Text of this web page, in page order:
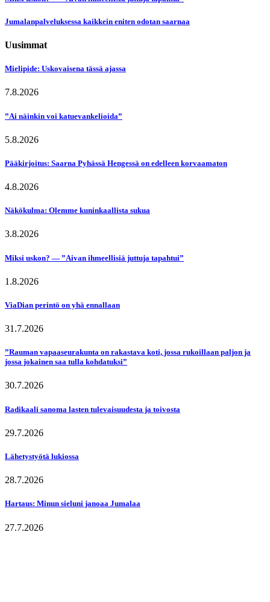
Jumalanpalveluksessa kaikkein eniten odotan saarnaa
Uusimmat
Mielipide: Uskovaisena tässä ajassa
7.8.2026
”Ai näinkin voi katuevankelioida”
5.8.2026
Pääkirjoitus: Saarna Pyhässä Hengessä on edelleen korvaamaton
4.8.2026
Näkökulma: Olemme kuninkaallista sukua
3.8.2026
Miksi uskon? — ”Aivan ihmeellisiä juttuja tapahtui”
1.8.2026
ViaDian perintö on yhä ennallaan
31.7.2026
”Rauman vapaaseurakunta on rakastava koti, jossa rukoillaan paljon ja
jossa jokainen saa tulla kohdatuksi”
30.7.2026
Radikaali sanoma lasten tulevaisuudesta ja toivosta
29.7.2026
Lähetystyötä lukiossa
28.7.2026
Hartaus: Minun sieluni janoaa Jumalaa
27.7.2026